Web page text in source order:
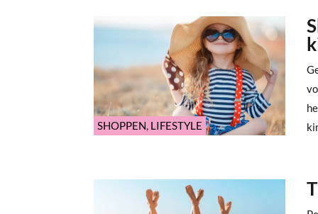
SHOPPEN, LIFESTYLE